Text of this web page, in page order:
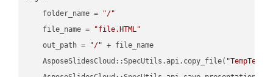
    folder_name =
"/"
    file_name =
"file.HTML"
    out_path =
"/" + file_name
    AsposeSlidesCloud::SpecUtils.api.copy_file(